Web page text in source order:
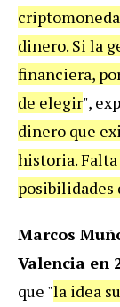
dinero. Si la
financiera,
de elegir",
dinero que
historia. Falta
posibilidades
Marcos
Valencia en
que "la idea